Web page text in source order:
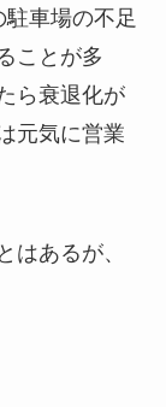
車場の不足
ことが多
ら衰退化が
元気に営業
はあるが、